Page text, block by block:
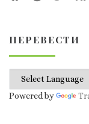
ПЕРЕВЕСТИ
Powered by